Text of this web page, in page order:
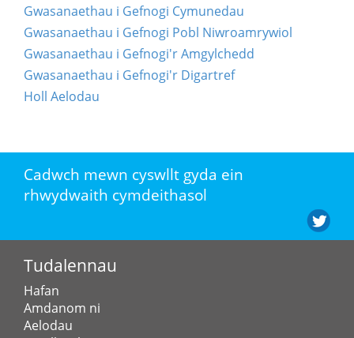
Gwasanaethau i Gefnogi Cymunedau
Gwasanaethau i Gefnogi Pobl Niwroamrywiol
Gwasanaethau i Gefnogi'r Amgylchedd
Gwasanaethau i Gefnogi'r Digartref
Holl Aelodau
Cadwch mewn cyswllt gyda ein
rhwydwaith cymdeithasol
Tudalennau
Hafan
Amdanom ni
Aelodau